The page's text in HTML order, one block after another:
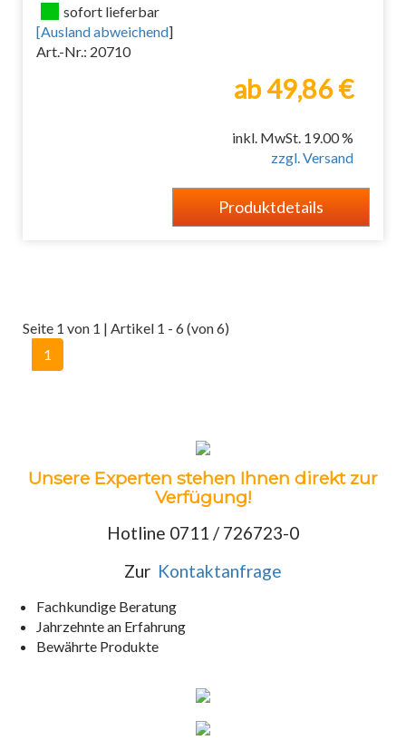
sofort lieferbar
[Ausland abweichend]
Art.-Nr.: 20710
ab 49,86 €
inkl. MwSt. 19.00 %
zzgl. Versand
Produktdetails
Seite 1 von 1 | Artikel 1 - 6 (von 6)
1
Unsere Experten stehen Ihnen direkt zur
Verfügung!
Hotline 0711 / 726723-0
Zur Kontaktanfrage
Fachkundige Beratung
Jahrzehnte an Erfahrung
Bewährte Produkte